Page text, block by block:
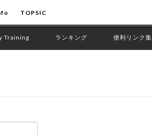
TOPSIC
Training ランキング 便利リンク集